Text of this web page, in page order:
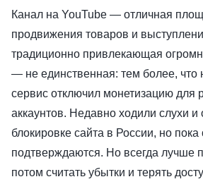
Канал на YouTube — отличная
продвижения товаров и
традиционно привлекающая
— не единственная: тем более, что
сервис отключил монетизацию для
аккаунтов. Недавно ходили слухи и
блокировке сайта в России, но пока
подтверждаются. Но всегда лучше
потом считать убытки и терять